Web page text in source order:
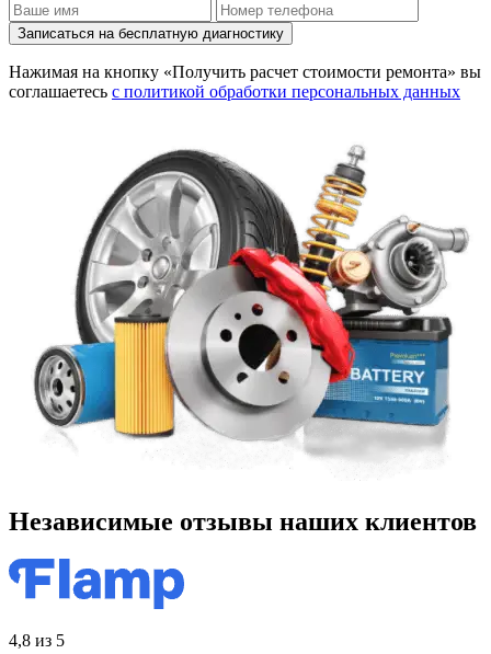
Записаться на бесплатную диагностику
Нажимая на кнопку «Получить расчет стоимости ремонта» вы
соглашаетесь с политикой обработки персональных данных
Независимые отзывы наших клиентов
4,8 из 5